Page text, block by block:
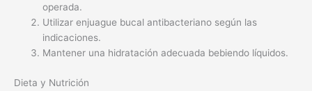
operada.
Utilizar enjuague bucal antibacteriano según las
indicaciones.
Mantener una hidratación adecuada bebiendo líquidos.
Dieta y Nutrición